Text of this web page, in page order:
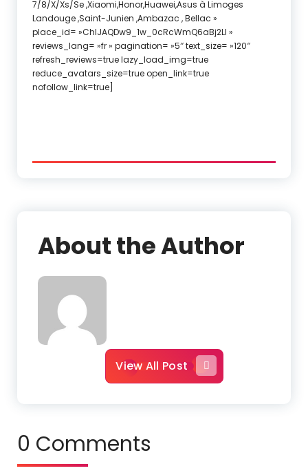
7/8/X/Xs/Se ,Xiaomi,Honor,Huawei,Asus à Limoges
Landouge ,Saint-Junien ,Ambazac , Bellac »
place_id= »ChIJAQDw9_1w_0cRcWmQ6aBj2LI »
reviews_lang= »fr » pagination= »5″ text_size= »120″
refresh_reviews=true lazy_load_img=true
reduce_avatars_size=true open_link=true
nofollow_link=true]
About the Author
View All Post
0 Comments